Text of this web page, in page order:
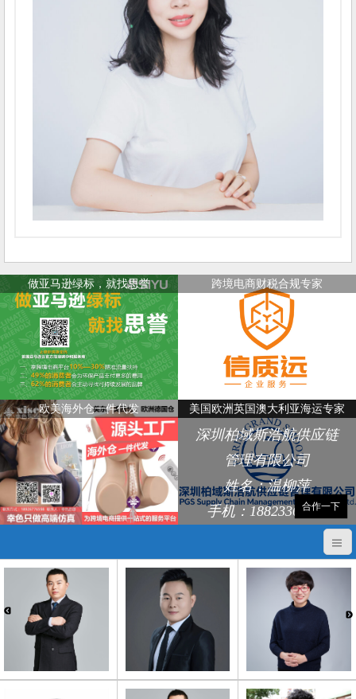
做亚马逊绿标，就找思誉 跨境电商财税合规专家
欧美海外仓一件代发 美国欧洲英国澳大利亚海运专家
深圳柏域斯浩航供应链
管理有限公司
姓名：温柳萍
手机：18823368248
合作一下